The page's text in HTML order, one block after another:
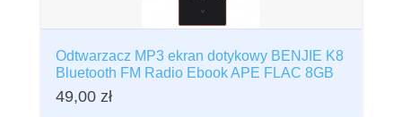
Odtwarzacz MP3 ekran dotykowy BENJIE K8
Bluetooth FM Radio Ebook APE FLAC 8GB
49,00 zł